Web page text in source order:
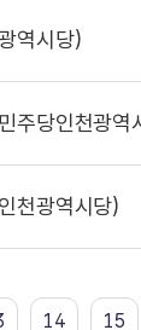
역시당)
주당인천광역
천광역시당)
14 15